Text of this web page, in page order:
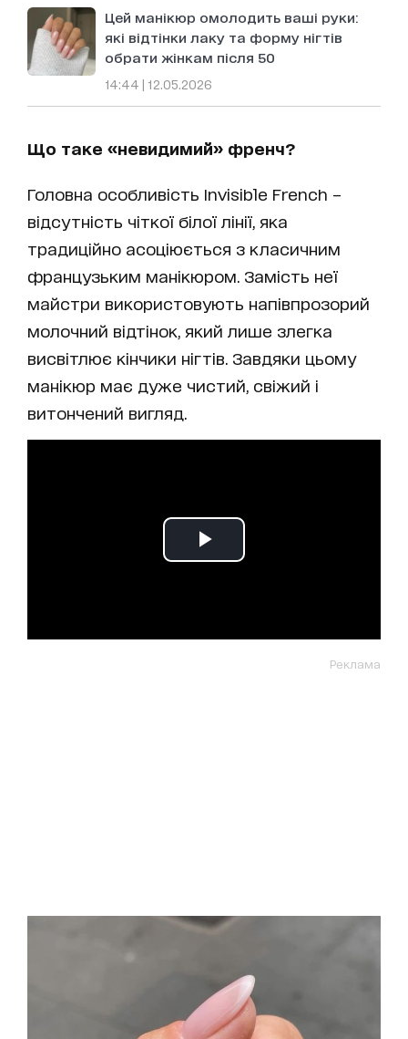
Цей манікюр омолодить ваші руки:
які відтінки лаку та форму нігтів
обрати жінкам після 50
14:44 | 12.05.2026
Що таке «невидимий» френч?
Головна особливість Invisible French –
відсутність чіткої білої лінії, яка
традиційно асоціюється з класичним
французьким манікюром. Замість неї
майстри використовують напівпрозорий
молочний відтінок, який лише злегка
висвітлює кінчики нігтів. Завдяки цьому
манікюр має дуже чистий, свіжий і
витончений вигляд.
Реклама